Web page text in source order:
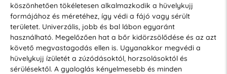
köszönhetően tökéletesen alkalmazkodik a hüvelykujj
formájához és méretéhez, így védi a fájó vagy sérült
területet. Univerzális, jobb és bal lábon egyaránt
használható. Megelőzően hat a bőr kidörzsölődése és az azt
követő megvastagodás ellen is. Ugyanakkor megvédi a
hüvelykujj ízületét a zúzódásoktól, horzsolásoktól és
sérülésektől. A gyaloglás kényelmesebb és minden